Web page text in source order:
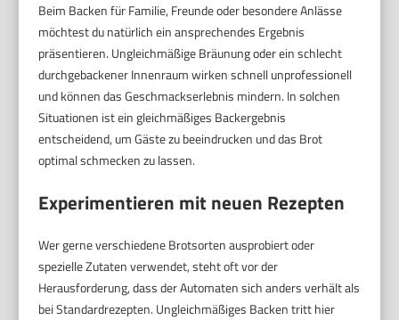
Beim Backen für Familie, Freunde oder besondere Anlässe
möchtest du natürlich ein ansprechendes Ergebnis
präsentieren. Ungleichmäßige Bräunung oder ein schlecht
durchgebackener Innenraum wirken schnell unprofessionell
und können das Geschmackserlebnis mindern. In solchen
Situationen ist ein gleichmäßiges Backergebnis
entscheidend, um Gäste zu beeindrucken und das Brot
optimal schmecken zu lassen.
Experimentieren mit neuen Rezepten
Wer gerne verschiedene Brotsorten ausprobiert oder
spezielle Zutaten verwendet, steht oft vor der
Herausforderung, dass der Automaten sich anders verhält als
bei Standardrezepten. Ungleichmäßiges Backen tritt hier